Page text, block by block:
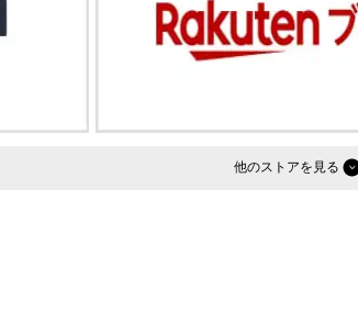
他のストア